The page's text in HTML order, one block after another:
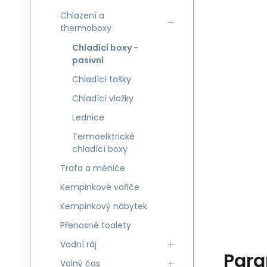
Chlazení a
thermoboxy
Chladící boxy -
pasivní
Chladící tašky
Chladící vložky
Lednice
Termoelktrické
chladící boxy
Trafa a měniče
Kempinkové vařiče
Kempinkový nábytek
Přenosné toalety
Vodní ráj
Volný čas